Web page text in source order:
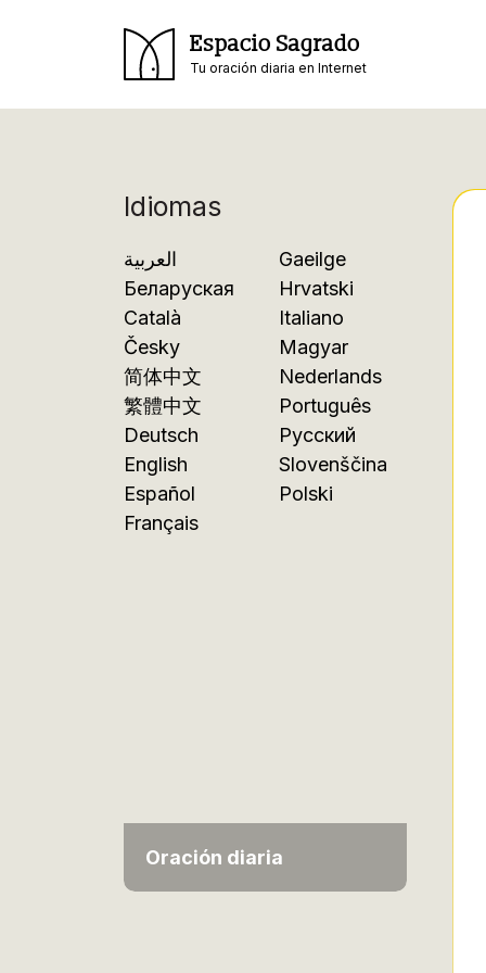
Espacio Sagrado
Tu oración diaria en Internet
Idiomas
العربية
Беларуская
Català
Česky
简体中文
繁體中文
Deutsch
English
Español
Français
Gaeilge
Hrvatski
Italiano
Magyar
Nederlands
Português
Русский
Slovenščina
Polski
Oración diaria